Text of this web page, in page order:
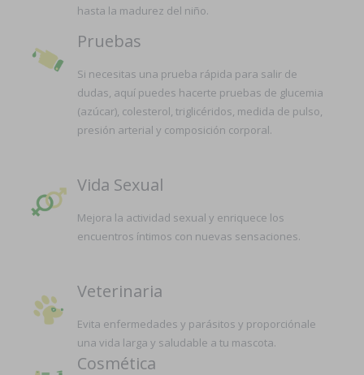
hasta la madurez del niño.
Pruebas
Si necesitas una prueba rápida para salir de
dudas, aquí puedes hacerte pruebas de glucemia
(azúcar), colesterol, triglicéridos, medida de pulso,
presión arterial y composición corporal.
Vida Sexual
Mejora la actividad sexual y enriquece los
encuentros íntimos con nuevas sensaciones.
Veterinaria
Evita enfermedades y parásitos y proporciónale
una vida larga y saludable a tu mascota.
Cosmética